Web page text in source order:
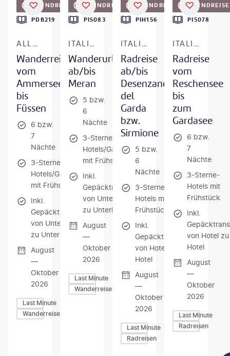
RUNDREISE
PDB219
ALLGÄU
Wanderreise
vom
Ammersee
bis
Füssen
6 bzw.
7
Nächte
3-Sterne-
Hotels/Gasthöfe
mit Frühstück
Inkl.
Gepäcktransfer
von Unterkunft
zu Unterkunft
August
—
Oktober
2026
Last Minute
Wanderreisen
RUNDREISE
PIS083
ITALIEN - SÜDTIROL
Wanderurlaub
ab/bis
Meran
5 bzw.
6
Nächte
3-Sterne-
Hotels/Gasthöfe
mit Frühstück
Inkl.
Gepäcktransfer
von Unterkunft
zu Unterkunft
August
—
Oktober
2026
Last Minute
Wanderreisen
RUNDREISE
PIH156
ITALIEN - GARDASEE
Radreise
ab/bis
Desenzano
del
Garda
bzw.
Sirmione
5 bzw.
6
Nächte
3-Sterne-
Hotels mit
Frühstück
Inkl.
Gepäcktransfer
von Hotel zu
Hotel
August
—
Oktober
2026
Last Minute
Radreisen
RUNDREISE
PI5078
ITALIEN - SÜDTIROL & GARDASEE
Radreise
vom
Reschensee
bis
zum
Gardasee
6 bzw.
7
Nächte
3-Sterne-
Hotels mit
Frühstück
Inkl.
von Hotel zu
Hotel
August
—
Oktober
2026
Last Minute
Radreisen